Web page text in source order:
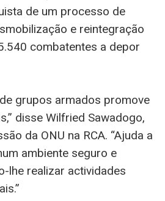
de um processo de
e reintegração
combatentes a depor
grupos armados promove
disse Wilfried Sawadogo,
da ONU na RCA. “Ajuda a
ambiente seguro e
lhe realizar actividades